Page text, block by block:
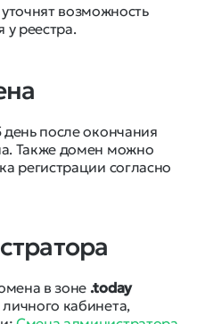
возможность
у реестра.
после окончания
Также домен можно
регистрации согласно
в зоне .today
кабинета,